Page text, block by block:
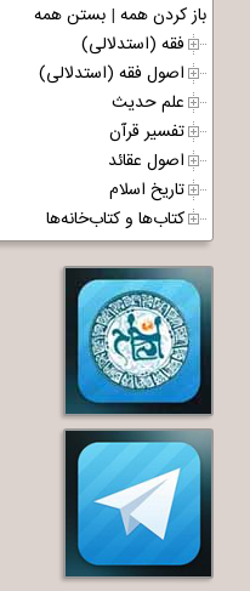
باز کردن همه | بستن همه
فقه (استدلالی)
اصول فقه (استدلالی)
علم حدیث
تفسیر قرآن
اصول عقائد
تاریخ اسلام
کتاب‌ها و کتاب‌خانه‌ها